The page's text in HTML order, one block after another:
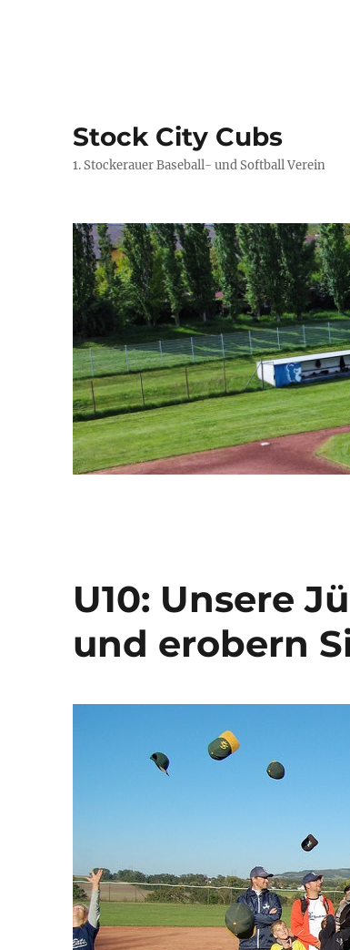
Stock City Cubs
1. Stockerauer Baseball- und Softball Verein
U10: Unsere
und erobern